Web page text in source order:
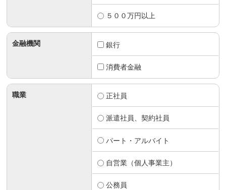
５００万円以上
金融機関 銀行
消費者金融
職業 正社員
派遣社員、契約社員
パート・アルバイト
自営業（個人事業主）
公務員